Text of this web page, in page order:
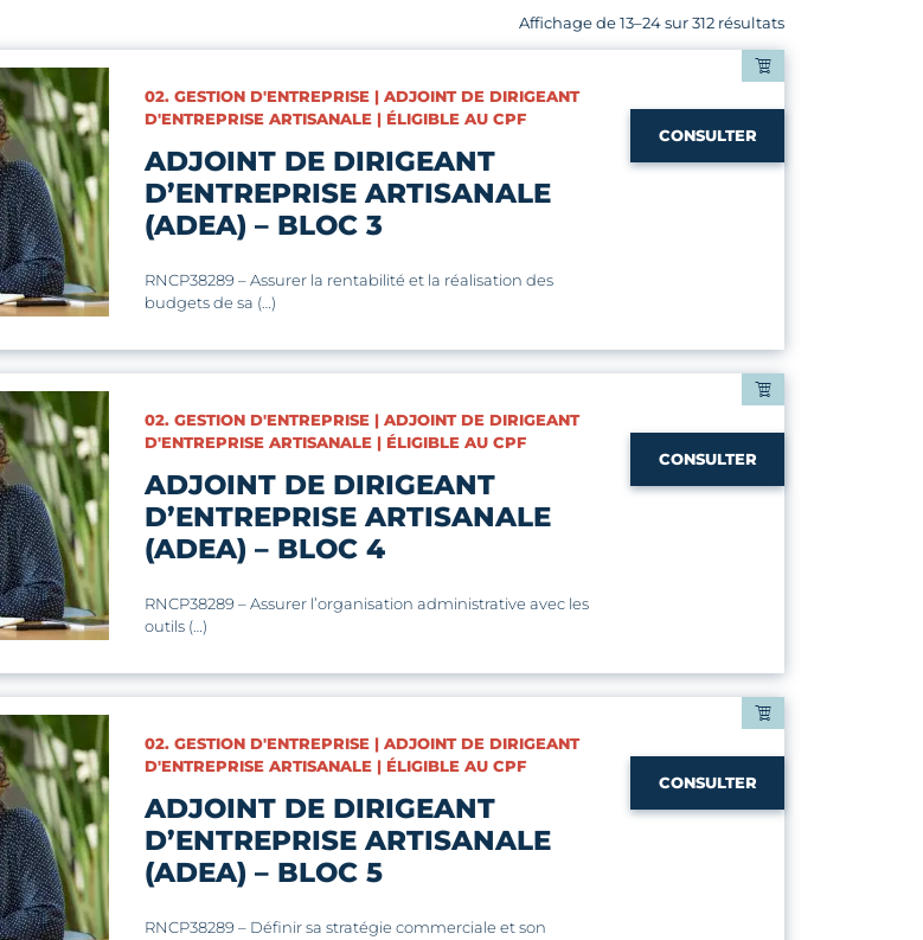
Affichage de 13–24 sur 312 résultats
CATÉGORIES :
02. GESTION D'ENTREPRISE | ADJOINT DE DIRIGEANT
D'ENTREPRISE ARTISANALE | ÉLIGIBLE AU CPF
ADJOINT DE DIRIGEANT
D’ENTREPRISE ARTISANALE
(ADEA) – BLOC 3
RNCP38289 – Assurer la rentabilité et la réalisation des
budgets de sa (…)
CONSULTER
CATÉGORIES :
02. GESTION D'ENTREPRISE | ADJOINT DE DIRIGEANT
D'ENTREPRISE ARTISANALE | ÉLIGIBLE AU CPF
ADJOINT DE DIRIGEANT
D’ENTREPRISE ARTISANALE
(ADEA) – BLOC 4
RNCP38289 – Assurer l’organisation administrative avec les
outils (…)
CONSULTER
CATÉGORIES :
02. GESTION D'ENTREPRISE | ADJOINT DE DIRIGEANT
D'ENTREPRISE ARTISANALE | ÉLIGIBLE AU CPF
ADJOINT DE DIRIGEANT
D’ENTREPRISE ARTISANALE
(ADEA) – BLOC 5
RNCP38289 – Définir sa stratégie commerciale et son
CONSULTER